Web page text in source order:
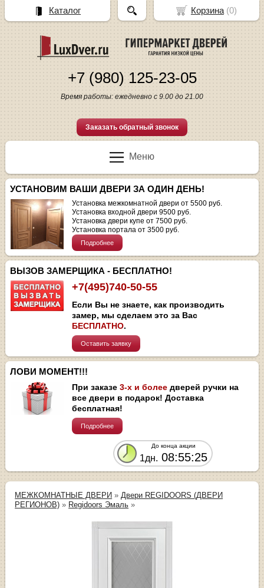
+7 (980) 125-23-05
Время работы: ежедневно с 9.00 до 21.00
Заказать обратный звонок
Меню
УСТАНОВИМ ВАШИ ДВЕРИ ЗА ОДИН ДЕНЬ!
Установка межкомнатной двери от 5500 руб.
Установка входной двери 9500 руб.
Установка двери купе от 7500 руб.
Установка портала от 3500 руб.
Подробнее
ВЫЗОВ ЗАМЕРЩИКА - БЕСПЛАТНО!
+7(495)740-50-55
Если Вы не знаете, как производить
замер, мы сделаем это за Вас
БЕСПЛАТНО.
Оставить заявку
ЛОВИ МОМЕНТ!!!
При заказе3-х и более дверей ручки на
все двери в подарок! Доставка
бесплатная!
Подробнее
До конца акции
1дн. 08:55:25
МЕЖКОМНАТНЫЕ ДВЕРИ » Двери REGIDOORS (ДВЕРИ
РЕГИОНОВ) » Regidoors Эмаль »
Корзина(0)
Каталог